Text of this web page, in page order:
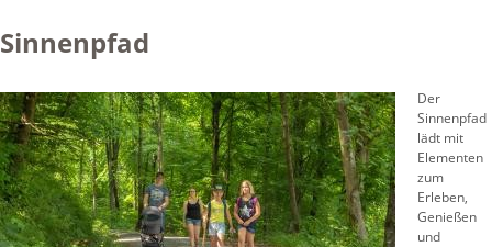
Sinnenpfad
Der
Sinnenpfad
lädt mit
Elementen
zum
Erleben,
Genießen
und